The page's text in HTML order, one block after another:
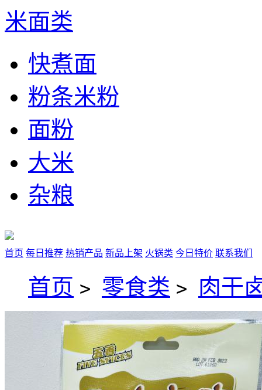
米面类
快煮面
粉条米粉
面粉
大米
杂粮
首页 每日推荐 热销产品 新品上架 火锅类 今日特价 联系我们
首页 > 零食类 > 肉干